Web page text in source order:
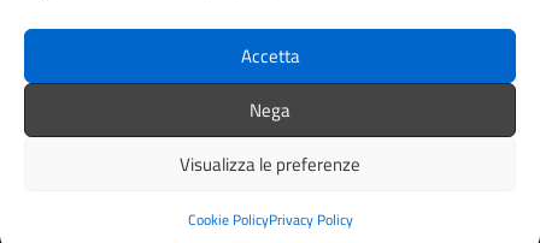
Accetta
Nega
Visualizza le preferenze
Cookie PolicyPrivacy Policy
SEGUICI SU
Credits